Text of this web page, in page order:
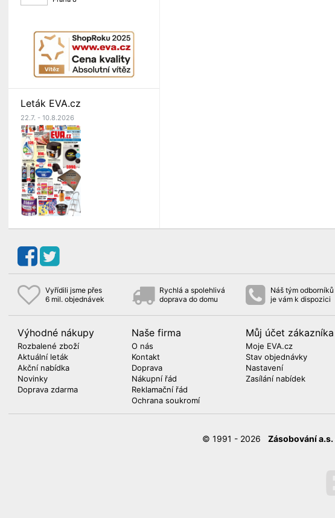
Leták EVA.cz
22.7. - 10.8.2026
Vyřídili jsme přes
6 mil. objednávek
Rychlá a spolehlivá
doprava do domu
Náš tým odborníků
je vám k dispozici
Výhodné nákupy
Rozbalené zboží
Aktuální leták
Akční nabídka
Novinky
Doprava zdarma
Naše firma
O nás
Kontakt
Doprava
Nákupní řád
Reklamační řád
Ochrana soukromí
Můj účet zákazníka
Moje EVA.cz
Stav objednávky
Nastavení
Zasílání nabídek
© 1991 - 2026 Zásobování a.s.